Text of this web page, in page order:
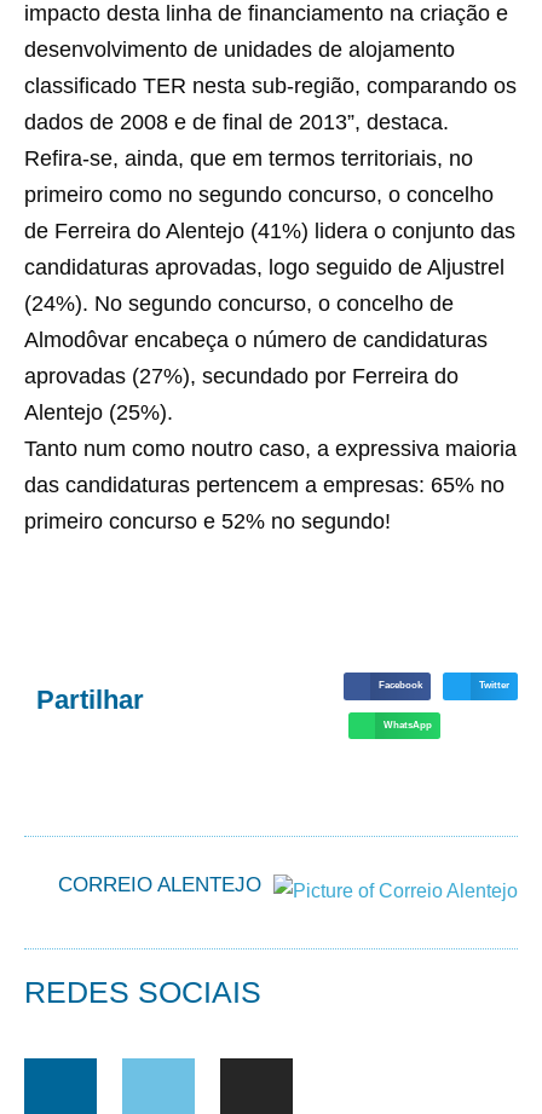
impacto desta linha de financiamento na criação e
desenvolvimento de unidades de alojamento
classificado TER nesta sub-região, comparando os
dados de 2008 e de final de 2013”, destaca.
Refira-se, ainda, que em termos territoriais, no
primeiro como no segundo concurso, o concelho
de Ferreira do Alentejo (41%) lidera o conjunto das
candidaturas aprovadas, logo seguido de Aljustrel
(24%). No segundo concurso, o concelho de
Almodôvar encabeça o número de candidaturas
aprovadas (27%), secundado por Ferreira do
Alentejo (25%).
Tanto num como noutro caso, a expressiva maioria
das candidaturas pertencem a empresas: 65% no
primeiro concurso e 52% no segundo!
Partilhar Facebook Twitter
WhatsApp
CORREIO ALENTEJO
REDES SOCIAIS